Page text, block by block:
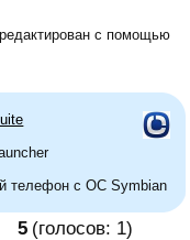
с помощью
телефон с ОС Symbian
5 (голосов: 1)